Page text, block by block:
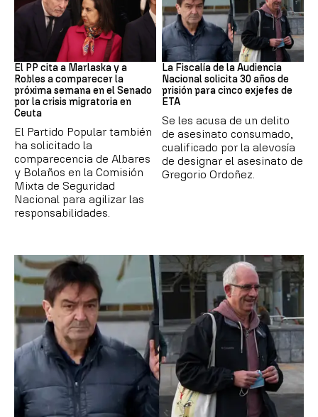
Crisis Migratoria
El PP cita a Marlaska y a
Robles a comparecer la
próxima semana en el Senado
por la crisis migratoria en
Ceuta
El Partido Popular también
ha solicitado la
comparecencia de Albares
y Bolaños en la Comisión
Mixta de Seguridad
Nacional para agilizar las
responsabilidades.
ETA
La Fiscalía de la Audiencia
Nacional solicita 30 años de
prisión para cinco exjefes de
ETA
Se les acusa de un delito
de asesinato consumado,
cualificado por la alevosía
de designar el asesinato de
Gregorio Ordoñez.